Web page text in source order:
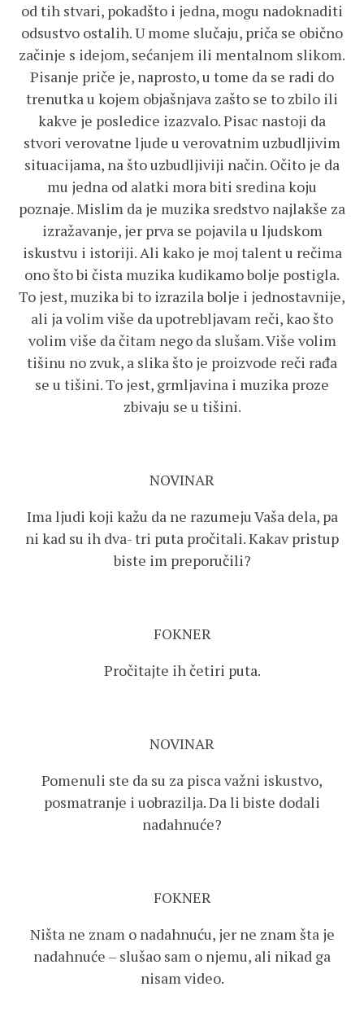
od tih stvari, pokadšto i jedna, mogu nadoknaditi
odsustvo ostalih. U mome slučaju, priča se obično
začinje s idejom, sećanjem ili mentalnom slikom.
Pisanje priče je, naprosto, u tome da se radi do
trenutka u kojem objašnjava zašto se to zbilo ili
kakve je posledice izazvalo. Pisac nastoji da
stvori verovatne ljude u verovatnim uzbudljivim
situacijama, na što uzbudljiviji način. Očito je da
mu jedna od alatki mora biti sredina koju
poznaje. Mislim da je muzika sredstvo najlakše za
izražavanje, jer prva se pojavila u ljudskom
iskustvu i istoriji. Ali kako je moj talent u rečima
ono što bi čista muzika kudikamo bolje postigla.
To jest, muzika bi to izrazila bolje i jednostavnije,
ali ja volim više da upotrebljavam reči, kao što
volim više da čitam nego da slušam. Više volim
tišinu no zvuk, a slika što je proizvode reči rađa
se u tišini. To jest, grmljavina i muzika proze
zbivaju se u tišini.
NOVINAR
Ima ljudi koji kažu da ne razumeju Vaša dela, pa
ni kad su ih dva- tri puta pročitali. Kakav pristup
biste im preporučili?
FOKNER
Pročitajte ih četiri puta.
NOVINAR
Pomenuli ste da su za pisca važni iskustvo,
posmatranje i uobrazilja. Da li biste dodali
nadahnuće?
FOKNER
Ništa ne znam o nadahnuću, jer ne znam šta je
nadahnuće – slušao sam o njemu, ali nikad ga
nisam video.